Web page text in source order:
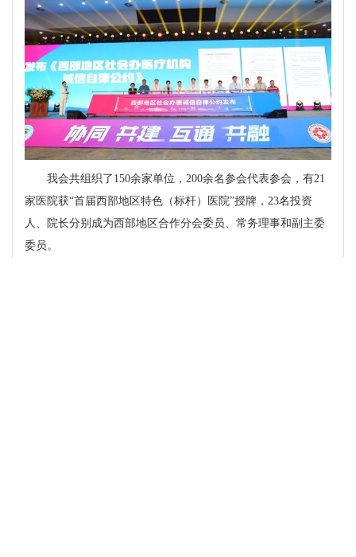
我会共组织了150余家单位，200余名参会代表参会，有21
家医院获“首届西部地区特色（标杆）医院”授牌，23名投资
人、院长分别成为西部地区合作分会委员、常务理事和副主委
委员。